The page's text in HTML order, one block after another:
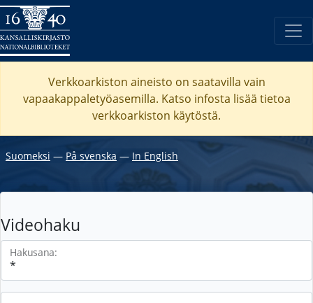
Verkkoarkiston aineisto on saatavilla vain
vapaakappaletyöasemilla. Katso infosta lisää tietoa
verkkoarkiston käytöstä.
Suomeksi ― På svenska ― In English
Videohaku
Hakusana: